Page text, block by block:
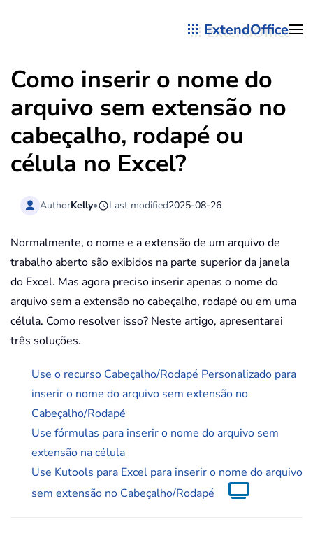
ExtendOffice
Como inserir o nome do
arquivo sem extensão no
cabeçalho, rodapé ou
célula no Excel?
AuthorKelly• Last modified2025-08-26
Normalmente, o nome e a extensão de um arquivo de
trabalho aberto são exibidos na parte superior da janela
do Excel. Mas agora preciso inserir apenas o nome do
arquivo sem a extensão no cabeçalho, rodapé ou em uma
célula. Como resolver isso? Neste artigo, apresentarei
três soluções.
Use o recurso Cabeçalho/Rodapé Personalizado para
inserir o nome do arquivo sem extensão no
Cabeçalho/Rodapé
Use fórmulas para inserir o nome do arquivo sem
extensão na célula
Use Kutools para Excel para inserir o nome do arquivo
sem extensão no Cabeçalho/Rodapé